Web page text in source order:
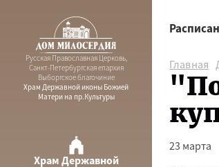
Русская Православная Церковь,
Санкт-Петербургская епархия
Выборгское благочиние
Храм Державной иконы Божией
Матери на пр.Культуры
Храм Державной
Главная
23 марта